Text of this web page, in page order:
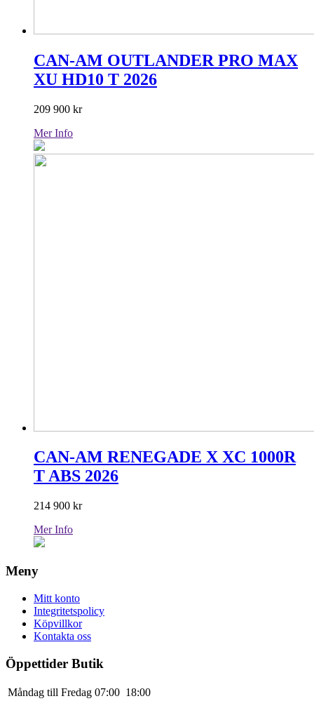
CAN-AM OUTLANDER PRO MAX
XU HD10 T 2026
209 900 kr
Mer Info
CAN-AM RENEGADE X XC 1000R
T ABS 2026
214 900 kr
Mer Info
Meny
Mitt konto
Integritetspolicy
Köpvillkor
Kontakta oss
Öppettider Butik
Måndag till Fredag 07:00 18:00